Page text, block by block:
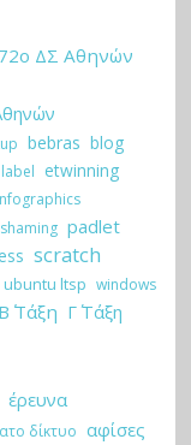
72ο ΔΣ Αθηνών
bebras blog
etwinning
padlet
scratch
ubuntu ltsp windows
Β΄ Τάξη Γ΄ Τάξη
έρευνα
δίκτυο αφίσες